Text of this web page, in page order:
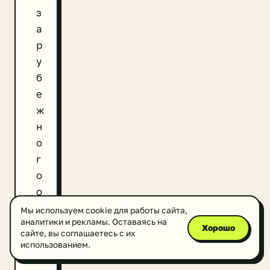
з
а
р
у
б
е
ж
н
о
г
о
о
б
о
р
у
Мы используем cookie для работы сайта,
аналитики и рекламы. Оставаясь на
сайте, вы соглашаетесь с их
использованием.
Хорошо